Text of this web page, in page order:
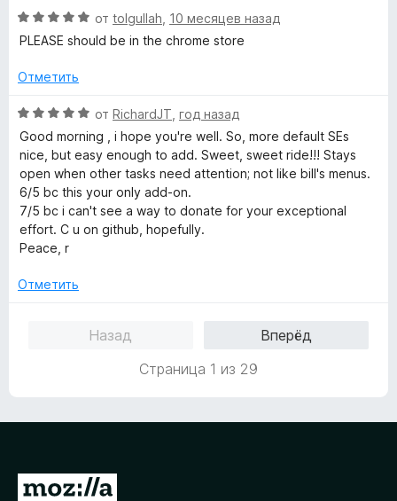
з
5
о
н
5
з
5
н
е
о
а
5
5
О
ц
н
н
о
5
и
5
от tolgullah 10 месяцев назад
PLEASE should be in the chrome store
Отметить
О
ц
е
н
е
н
о
н
5
от RichardJT год назад
Good morning , i hope you're well. So, more default SEs
nice, but easy enough to add. Sweet, sweet ride!!! Stays
open when other tasks need attention; not like bill's menus.
6/5 bc this your only add-on.
7/5 bc i can't see a way to donate for your exceptional
effort. C u on github, hopefully.
Peace, r
Отметить
Назад
Вперёд
Страница 1 из 29
П